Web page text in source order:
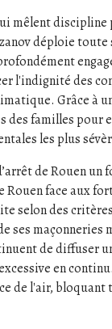
mêlent
déploie
l'indignité des
Grâce à
des familles pour
les plus
de Rouen un
face aux
selon des
maçonneries
de diffuser
en
de l'air,